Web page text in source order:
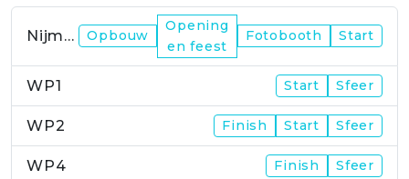
Nijmegen Opbouw
Opening
en feest
Fotobooth Start
WP1 Start Sfeer
WP2 Finish Start Sfeer
WP4 Finish Sfeer